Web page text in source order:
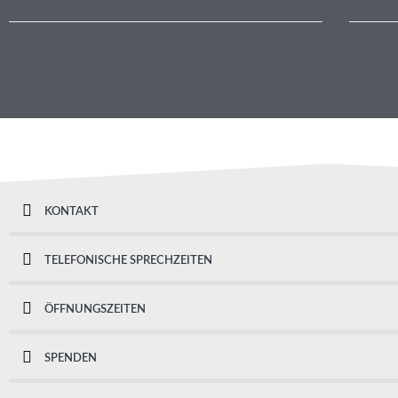
KONTAKT
TELEFONISCHE SPRECHZEITEN
ÖFFNUNGSZEITEN
SPENDEN